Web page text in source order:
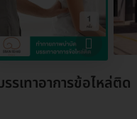
รเทาอาการข้อไหล่ติด